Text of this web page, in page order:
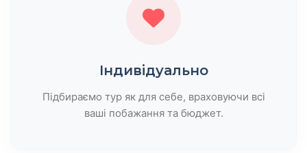
Індивідуально
Підбираємо тур як для себе, враховуючи всі
ваші побажання та бюджет.